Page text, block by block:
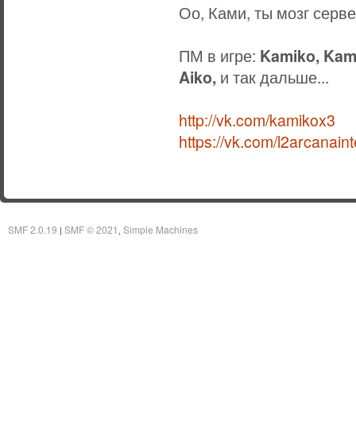
Оо, Ками, ты мозг
ПМ в игре: Kamiko,
Aiko, и так дальше...
http://vk.com/kamikox3
https://vk.com/
SMF 2.0.19 SMF © 2021 Simple Machines